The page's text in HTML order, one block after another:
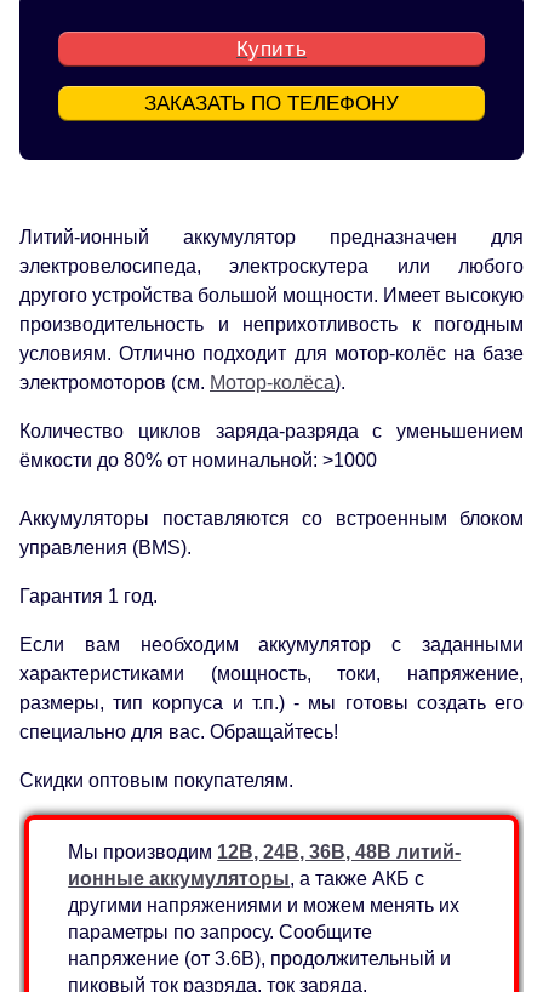
Купить
ЗАКАЗАТЬ ПО ТЕЛЕФОНУ
Литий-ионный аккумулятор предназначен для
электровелосипеда, электроскутера или любого
другого устройства большой мощности. Имеет высокую
производительность и неприхотливость к погодным
условиям. Отлично подходит для мотор-колёс на базе
электромоторов (см. Мотор-колёса).
Количество циклов заряда-разряда с уменьшением
ёмкости до 80% от номинальной: >1000
Аккумуляторы поставляются со встроенным блоком
управления (BMS).
Гарантия 1 год.
Если вам необходим аккумулятор с заданными
характеристиками (мощность, токи, напряжение,
размеры, тип корпуса и т.п.) - мы готовы создать его
специально для вас. Обращайтесь!
Скидки оптовым покупателям.
Мы производим 12В, 24В, 36В, 48В литий-
ионные аккумуляторы, а также АКБ с
другими напряжениями и можем менять их
параметры по запросу. Сообщите
напряжение (от 3.6В), продолжительный и
пиковый ток разряда, ток заряда,